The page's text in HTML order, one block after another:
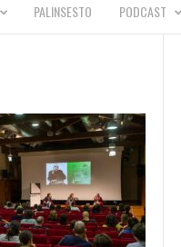
PALINSESTO PODCAST